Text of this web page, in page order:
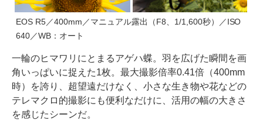
EOS R5／400mm／マニュアル露出（F8、1/1,600秒）／ISO
640／WB：オート
一輪のヒマワリにとまるアゲハ蝶。羽を広げた瞬間を画
角いっぱいに捉えた1枚。最大撮影倍率0.41倍（400mm
時）を誇り、超望遠だけなく、小さな生き物や花などの
テレマクロ的撮影にも便利なだけに、活用の幅の大きさ
を感じたシーンだ。